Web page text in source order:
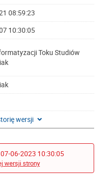
08:59:23
10:30:05
Toku Studiów
wersji
06-2023 10:30:05
wersji strony